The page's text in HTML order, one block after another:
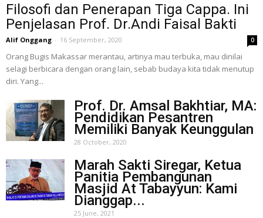
Filosofi dan Penerapan Tiga Cappa. Ini
Penjelasan Prof. Dr.Andi Faisal Bakti
Alif Onggang - 16 September, 2020 0
Orang Bugis Makassar merantau, artinya mau terbuka, mau dinilai
selagi berbicara dengan orang lain, sebab budaya kita tidak menutup
diri. Yang...
Prof. Dr. Amsal Bakhtiar, MA:
Pendidikan Pesantren
Memiliki Banyak Keunggulan
28 October, 2020
Marah Sakti Siregar, Ketua
Panitia Pembangunan
Masjid At Tabayyun: Kami
Dianggap...
25 June, 2021